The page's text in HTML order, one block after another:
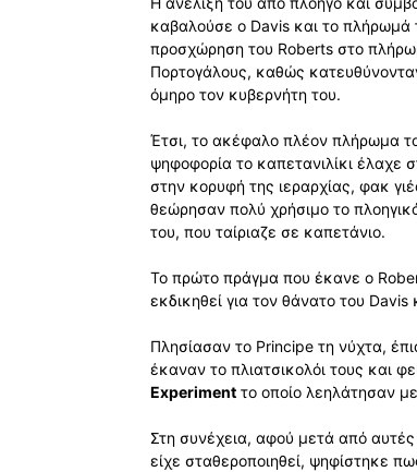
καβαλούσε ο Davis και το πλήρωμά
προσχώρηση του Roberts στο
Πορτογάλους, καθώς
όμηρο τον κυβερνήτη του.
Έτσι, το ακέφαλο πλέον πλήρωμα
ψηφοφορία το καπετανιλίκι έλαχε
στην κορυφή της ιεραρχίας, φακ
θεώρησαν πολύ χρήσιμο το
του, που ταίριαζε σε καπετάνιο.
Το πρώτο πράγμα που έκανε ο
εκδικηθεί για τον θάνατο του
Πλησίασαν το Principe τη νύχτα,
έκαναν το πλιατσικολόι τους και
Experiment το οποίο λεηλάτησαν με
Στη συνέχεια, αφού μετά από
είχε σταθεροποιηθεί, ψηφίστηκε